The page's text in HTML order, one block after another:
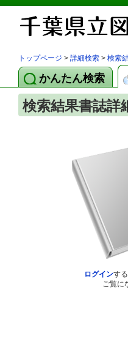
トップページ > 詳細検索 > 検索
かんたん検索
検索結果書誌詳
ログインす
ご覧に